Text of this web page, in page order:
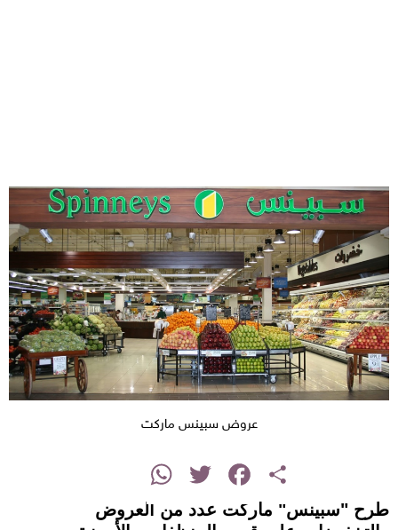
عروض سبينس ماركت
Share
Facebook
Twitter
WhatsApp
طرح "سبينس" ماركت عدد من العروض